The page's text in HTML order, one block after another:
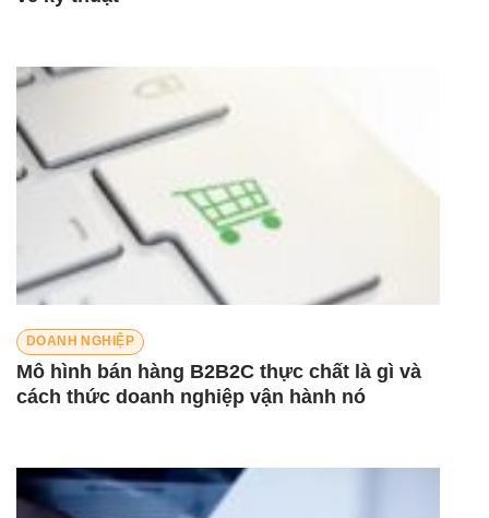
DOANH NGHIỆP
Mô hình bán hàng B2B2C thực chất là gì và
cách thức doanh nghiệp vận hành nó